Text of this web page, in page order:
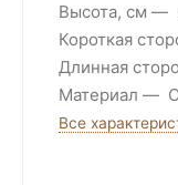
Высота, см
Короткая
Длинная
Материал
Все